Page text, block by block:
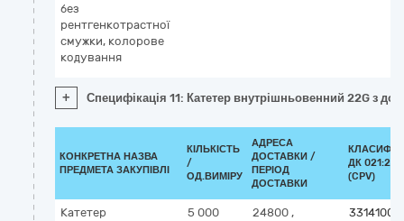
без
рентгенкотрастної
смужки, колорове
кодування
+ Специфікація 11: Катетер внутрішньовенний 22G з
КОНКРЕТНА НАЗВА
ПРЕДМЕТА ЗАКУПІВЛІ
КІЛЬКІСТЬ
/
ОД.ВИМІРУ
АДРЕСА
ДОСТАВКИ /
ПЕРІОД
ДОСТАВКИ
ДК
(CPV)
Катетер
5 000
24800 ,